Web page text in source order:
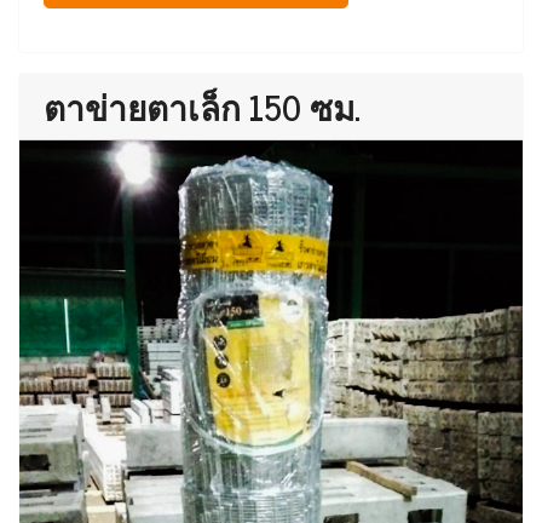
ตาข่ายตาเล็ก 150 ซม.